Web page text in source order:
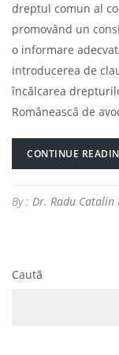
dreptul comun al
promovând un
o informare
introducerea de
încălcarea
Românească de
CONTINUE
By : Dr. Radu Catalin
Caută